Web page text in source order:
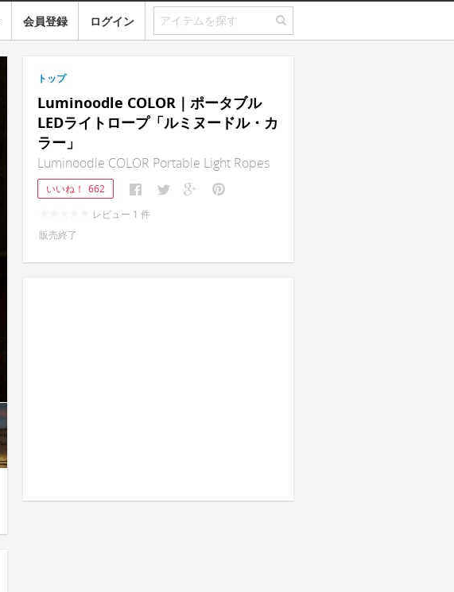
会員登録 ログイン
トップ
Luminoodle COLOR｜ポータブル
LEDライトロープ「ルミヌードル・カ
ラー」
Luminoodle COLOR Portable Light Ropes
いいね！ 662
レビュー 1 件
販売終了